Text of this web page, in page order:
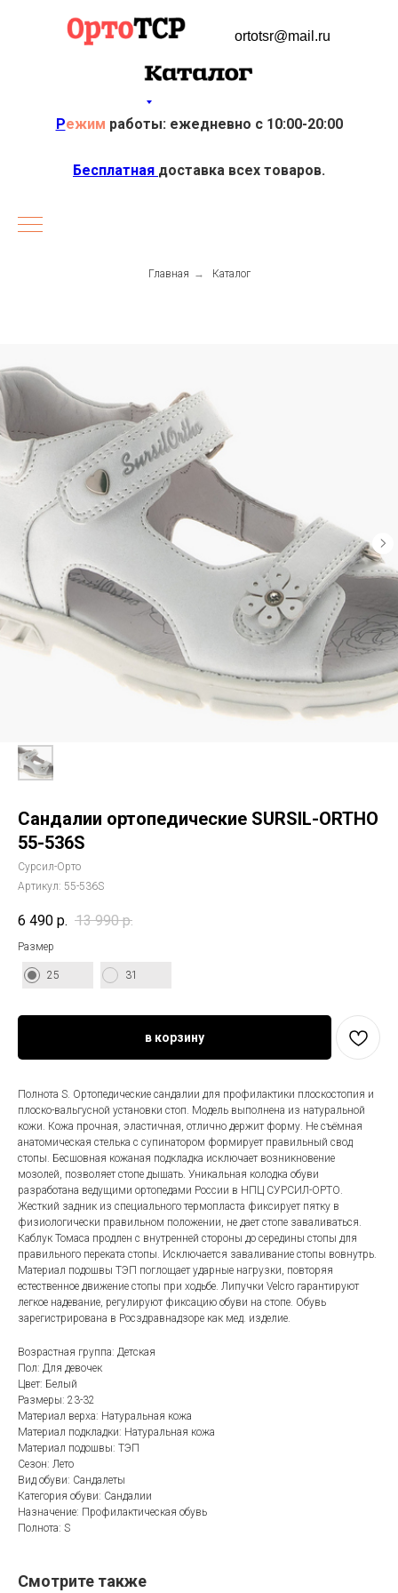
ortotsr@mail.ru
Режим работы: ежедневно с 10:00-20:00
Бесплатная доставка всех товаров.
Главная → Каталог
Сандалии ортопедические SURSIL-ORTHO
55-536S
Сурсил-Орто
Артикул: 55-536S
6 490 р. 13 990 р.
Размер
25 31
в корзину
Полнота S. Ортопедические сандалии для профилактики плоскостопия и
плоско-вальгусной установки стоп. Модель выполнена из натуральной
кожи. Кожа прочная, эластичная, отлично держит форму. Не съёмная
анатомическая стелька с супинатором формирует правильный свод
стопы. Бесшовная кожаная подкладка исключает возникновение
мозолей, позволяет стопе дышать. Уникальная колодка обуви
разработана ведущими ортопедами России в НПЦ СУРСИЛ-ОРТО.
Жесткий задник из специального термопласта фиксирует пятку в
физиологически правильном положении, не дает стопе заваливаться.
Каблук Томаса продлен с внутренней стороны до середины стопы для
правильного переката стопы. Исключается заваливание стопы вовнутрь.
Материал подошвы ТЭП поглощает ударные нагрузки, повторяя
естественное движение стопы при ходьбе. Липучки Velcro гарантируют
легкое надевание, регулируют фиксацию обуви на стопе. Обувь
зарегистрирована в Росздравнадзоре как мед. изделие.
Возрастная группа: Детская
Пол: Для девочек
Цвет: Белый
Размеры: 23-32
Материал верха: Натуральная кожа
Материал подкладки: Натуральная кожа
Материал подошвы: ТЭП
Сезон: Лето
Вид обуви: Сандалеты
Категория обуви: Сандалии
Назначение: Профилактическая обувь
Полнота: S
Смотрите также